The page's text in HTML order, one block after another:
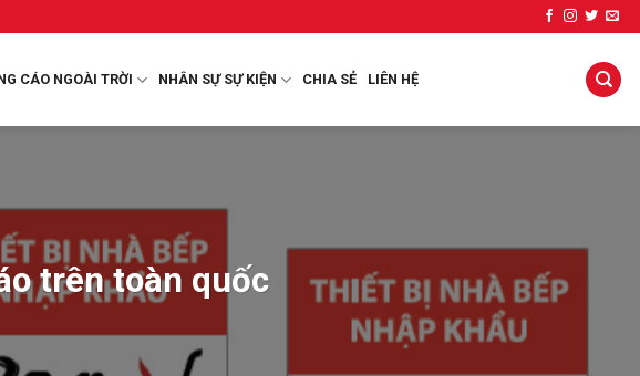
CÁO NGOÀI TRỜI NHÂN SỰ SỰ KIỆN CHIA SẺ LIÊN HỆ
trên toàn quốc